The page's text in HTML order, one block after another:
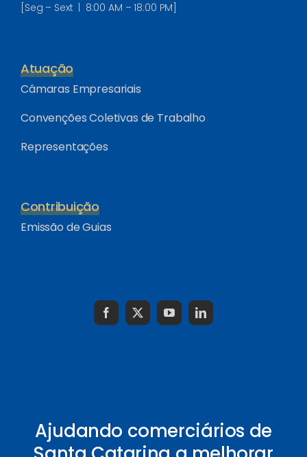
[Seg – Sext | 8:00 AM – 18:00 PM]
Atuação
Câmaras Empresariais
Convenções Coletivas de Trabalho
Representações
Contribuição
Emissão de Guias
Ajudando comerciários de